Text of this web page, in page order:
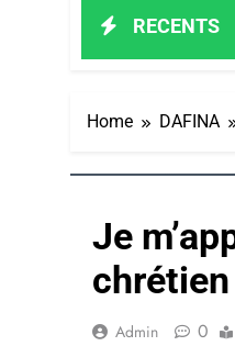
RECENTS
Oeil Ravageur –
Home DAFINA
Je
Admin 0